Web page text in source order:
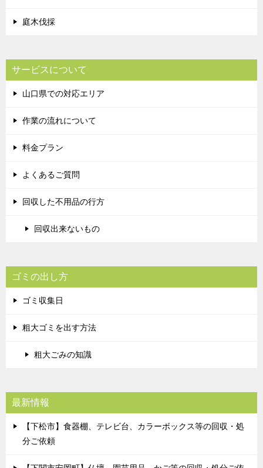
庭木伐採
サービスについて
山口県での対応エリア
作業の流れについて
料金プラン
よくあるご質問
回収した不用品の行方
回収出来ないもの
ゴミの出し方
ゴミ収集日
粗大ゴミを出す方法
粗大ごみの知識
最新情報
【下松市】食器棚、テレビ台、カラーボックス等の回収・処
分ご依頼